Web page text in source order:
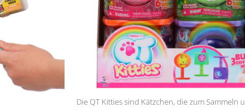
Die QT Kitties sind Kätzchen, die zum Sammeln